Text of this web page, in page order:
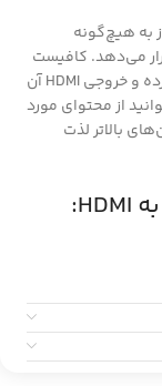
به هیچ‌گونه
می‌دهد. کافیست
کابل VGA خود را به درگاه ورودی مبدل متصل کرده و خروجی HDMI آن
از محتوای مورد
بالاتر لذت